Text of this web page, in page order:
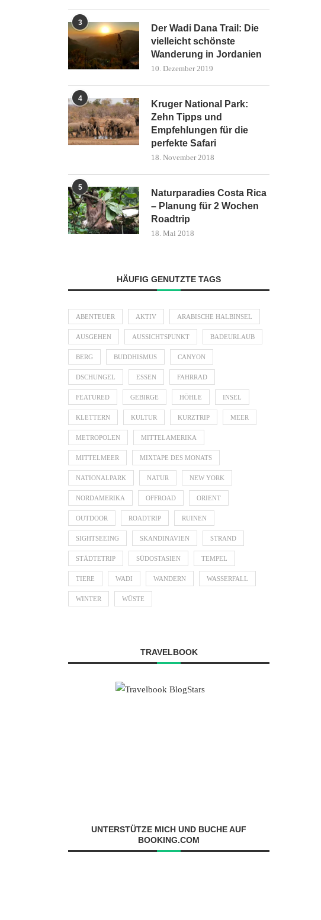
3
Der Wadi Dana Trail: Die
vielleicht schönste
Wanderung in Jordanien
10. Dezember 2019
4
Kruger National Park:
Zehn Tipps und
Empfehlungen für die
perfekte Safari
18. November 2018
5
Naturparadies Costa Rica
– Planung für 2 Wochen
Roadtrip
18. Mai 2018
HÄUFIG GENUTZTE TAGS
ABENTEUER AKTIV ARABISCHE HALBINSEL
AUSGEHEN AUSSICHTSPUNKT BADEURLAUB
BERG BUDDHISMUS CANYON
DSCHUNGEL ESSEN FAHRRAD
FEATURED GEBIRGE HÖHLE INSEL
KLETTERN KULTUR KURZTRIP MEER
METROPOLEN MITTELAMERIKA
MITTELMEER MIXTAPE DES MONATS
NATIONALPARK NATUR NEW YORK
NORDAMERIKA OFFROAD ORIENT
OUTDOOR ROADTRIP RUINEN
SIGHTSEEING SKANDINAVIEN STRAND
STÄDTETRIP SÜDOSTASIEN TEMPEL
TIERE WADI WANDERN WASSERFALL
WINTER WÜSTE
TRAVELBOOK
UNTERSTÜTZE MICH UND BUCHE AUF
BOOKING.COM